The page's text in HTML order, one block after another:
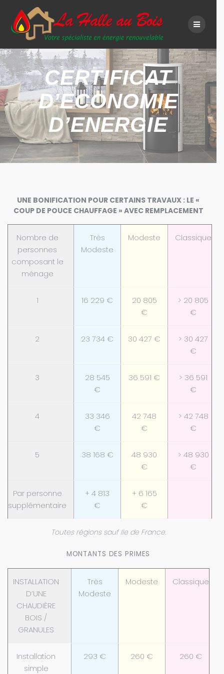
content
CERTIFICAT
D’ECONOMIE
D’ENERGIE
UNE BONIFICATION POUR CERTAINS TRAVAUX : LE «
COUP DE POUCE CHAUFFAGE » AVEC REMPLACEMENT
Nombre de
personnes
composant le
ménage
Très
Modeste
Modeste Classique
1 16 229 €
20 805
€
> 20 805
€
2 23 734 € 30 427 €
> 30 427
€
3
28 545
€
36 591 €
> 36 591
€
4
33 346
€
42 748
€
> 42 748
€
5 38 168 €
48 930
€
> 48 930
€
Par personne
supplémentaire
+ 4 813
€
+ 6 165
€
Toutes régions sauf Ile de France.
MONTANTS DES PRIMES
INSTALLATION
D’UNE
CHAUDIÈRE
BOIS /
GRANULES
Très
Modeste
Modeste Classique
Installation
simple
293 € 260 € 260 €